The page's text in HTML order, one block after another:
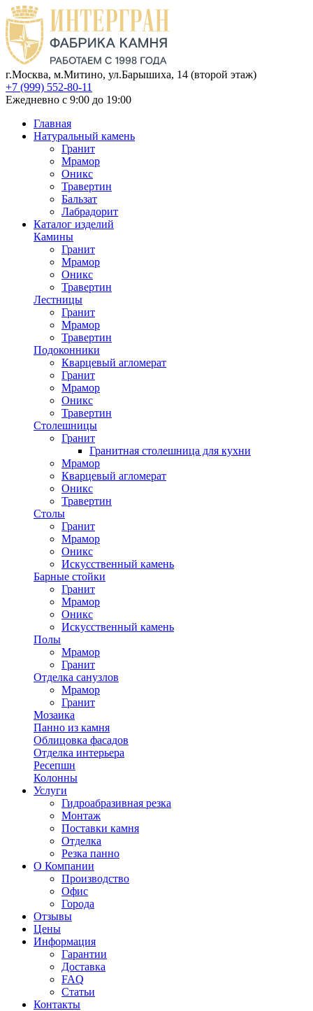
г.Москва, м.Митино, ул.Барышиха, 14 (второй этаж)
+7 (999) 552-80-11
Ежедневно с 9:00 до 19:00
Главная
Натуральный камень
Гранит
Мрамор
Оникс
Травертин
Бальзат
Лабрадорит
Каталог изделий
Камины
Гранит
Мрамор
Оникс
Травертин
Лестницы
Гранит
Мрамор
Травертин
Подоконники
Кварцевый агломерат
Гранит
Мрамор
Оникс
Травертин
Столешницы
Гранит
Гранитная столешница для кухни
Мрамор
Кварцевый агломерат
Оникс
Травертин
Столы
Гранит
Мрамор
Оникс
Искусственный камень
Барные стойки
Гранит
Мрамор
Оникс
Искусственный камень
Полы
Мрамор
Гранит
Отделка санузлов
Мрамор
Гранит
Мозаика
Панно из камня
Облицовка фасадов
Отделка интерьера
Ресепшн
Колонны
Услуги
Гидроабразивная резка
Монтаж
Поставки камня
Отделка
Резка панно
О Компании
Производство
Офис
Города
Отзывы
Цены
Информация
Гарантии
Доставка
FAQ
Статьи
Контакты